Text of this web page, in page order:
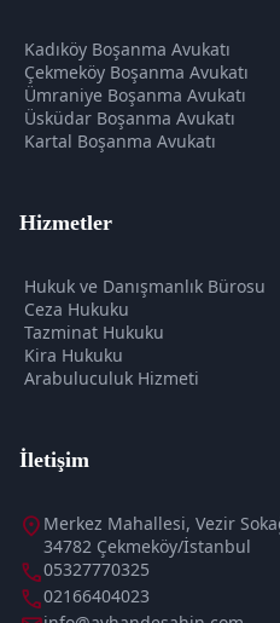
Kadıköy Boşanma Avukatı
Çekmeköy Boşanma Avukatı
Ümraniye Boşanma Avukatı
Üsküdar Boşanma Avukatı
Kartal Boşanma Avukatı
Hizmetler
Hukuk ve Danışmanlık Bürosu
Ceza Hukuku
Tazminat Hukuku
Kira Hukuku
Arabuluculuk Hizmeti
İletişim
location_on Merkez Mahallesi, Vezir
34782 Çekmeköy/İstanbul
call05327770325
call02166404023